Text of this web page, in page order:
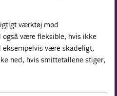
værktøj mod
være fleksible, hvis ikke
være skadeligt,
ned, hvis smittetallene stiger,